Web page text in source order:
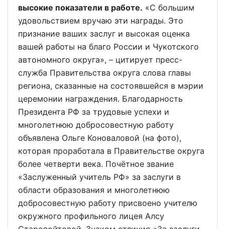
высокие показатели в работе. «С большим
удовольствием вручаю эти награды. Это
признание ваших заслуг и высокая оценка
вашей работы на благо России и Чукотского
автономного округа», – цитирует пресс-
служба Правительства округа слова главы
региона, сказанные на состоявшейся в мэрии
церемонии награждения. Благодарность
Президента РФ за трудовые успехи и
многолетнюю добросовестную работу
объявлена Ольге Коноваловой (на фото),
которая проработала в Правительстве округа
более четверти века. Почётное звание
«Заслуженный учитель РФ» за заслуги в
области образования и многолетнюю
добросовестную работу присвоено учителю
окружного профильного лицея Алсу